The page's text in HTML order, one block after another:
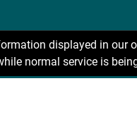
displayed in our
normal service is